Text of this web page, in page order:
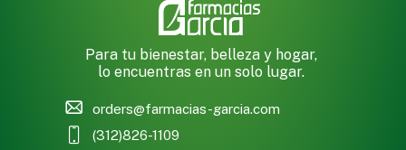
Para tu bienestar, belleza y hogar,
lo encuentras en un solo lugar.
orders@farmacias-garcia.com
(312)826-1109